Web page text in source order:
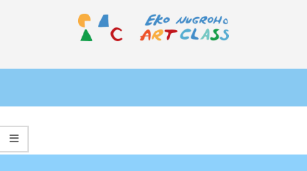
ART
CLASS
Primary
Menu